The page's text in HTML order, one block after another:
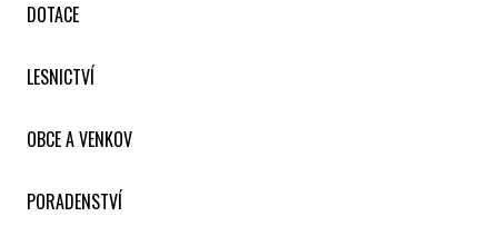
DOTACE
LESNICTVÍ
OBCE A VENKOV
PORADENSTVÍ